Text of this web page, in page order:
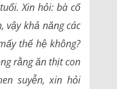
Xin hỏi: bà cố
vậy khả năng các
thế hệ không?
rằng ăn thịt con
suyễn, xin hỏi